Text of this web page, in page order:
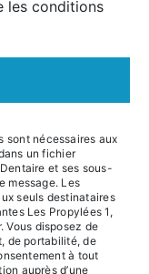
les conditions
sont nécessaires aux
un fichier
et ses sous-
message. Les
seuls destinataires
Les Propylées 1,
Vous disposez de
de portabilité, de
à tout
auprès d’une